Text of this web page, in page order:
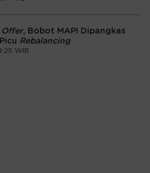
Offer, Bobot MAPI Dipangkas
Rebalancing
WIB